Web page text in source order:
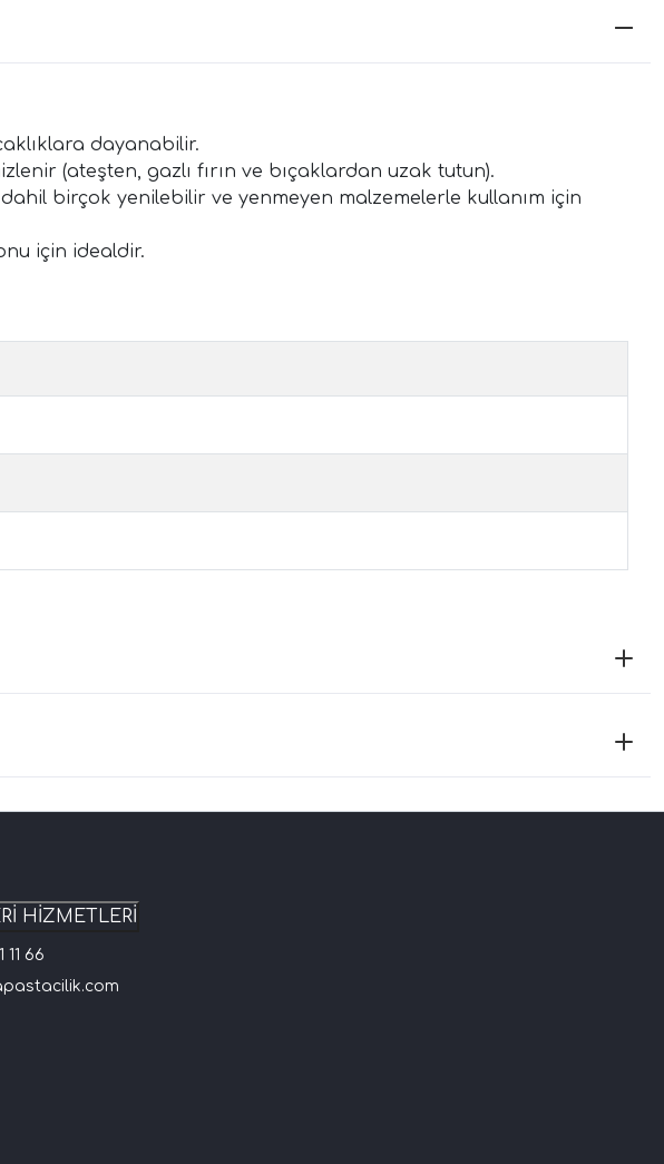
dayanabilir.
(ateşten, gazlı fırın ve bıçaklardan uzak tutun).
birçok yenilebilir ve yenmeyen malzemelerle kullanım için
için idealdir.
HİZMETLERİ
11 66